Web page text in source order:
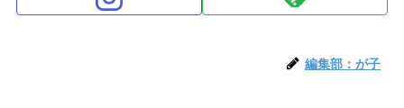
編集部：が子